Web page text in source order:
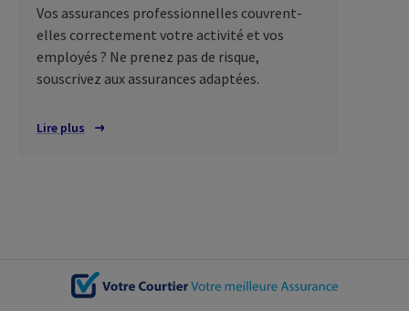
Connectez-vous
Vos assurances professionnelles couvrent-
elles correctement votre activité et vos
employés ? Ne prenez pas de risque,
souscrivez aux assurances adaptées.
Lire plus